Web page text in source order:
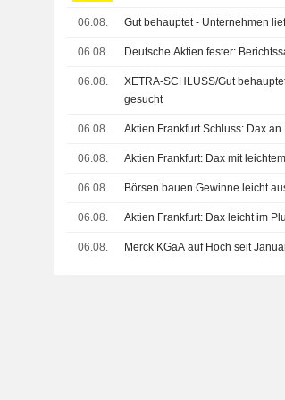
06.08. Gut behauptet - Unternehmen
06.08. Deutsche Aktien fester:
06.08.
XETRA-SCHLUSS/Gut
gesucht
06.08. Aktien Frankfurt Schluss: Dax
06.08. Aktien Frankfurt: Dax mit
06.08. Börsen bauen Gewinne leicht
06.08. Aktien Frankfurt: Dax leicht im
06.08. Merck KGaA auf Hoch seit